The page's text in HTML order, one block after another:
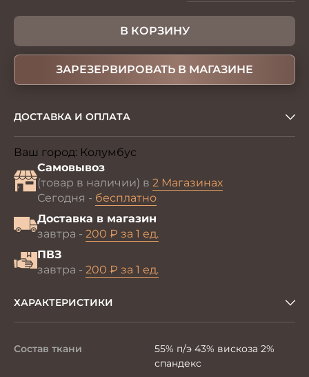
В КОРЗИНУ
ЗАРЕЗЕРВИРОВАТЬ В МАГАЗИНЕ
ДОСТАВКА И ОПЛАТА
Ваш город: Колумбус
Самовывоз
(товар в наличии) в 2 Магазинах
Сегодня - бесплатно
Доставка в магазин
завтра - 200 ₽ за 1 ед.
ПВЗ
завтра - 200 ₽ за 1 ед.
ХАРАКТЕРИСТИКИ
Состав ткани
55% п/э 43% вискоза 2%
спандекс